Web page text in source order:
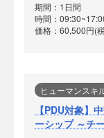
期間：1日間
時間：
価格：60,500円(
ヒューマンスキ
【PDU対象】
ーシップ ～チ